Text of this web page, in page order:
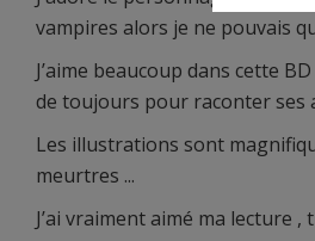
vampires alors je ne pouvais
J’aime beaucoup dans cette
de toujours pour raconter ses
Les illustrations sont
meurtres ...
J’ai vraiment aimé ma lecture